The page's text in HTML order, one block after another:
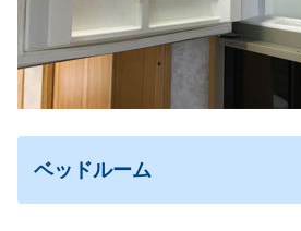
ベッドルーム